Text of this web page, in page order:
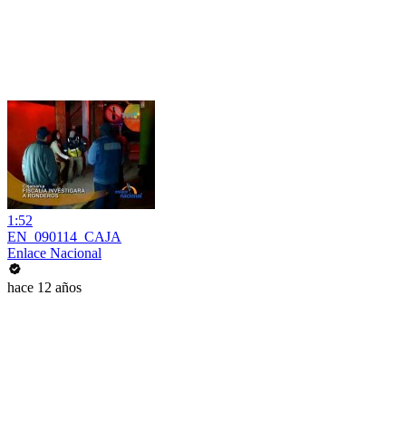
1:52
EN_090114_CAJA
Enlace Nacional
hace 12 años